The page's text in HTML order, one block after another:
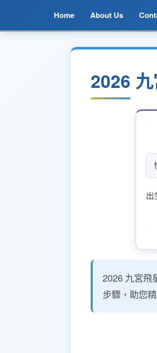
Home About Us
2026
出
2026 九宮飛
步驟，助您